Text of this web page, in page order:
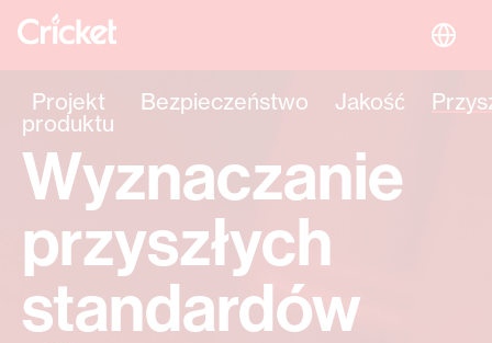
Projekt
produktu
Bezpieczeństwo Jakość
Wyznaczanie
przyszłych
standardów